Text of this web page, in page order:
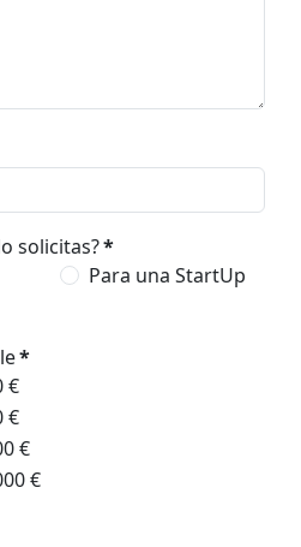
solicitas?*
Para una StartUp
*
€
€
€
€